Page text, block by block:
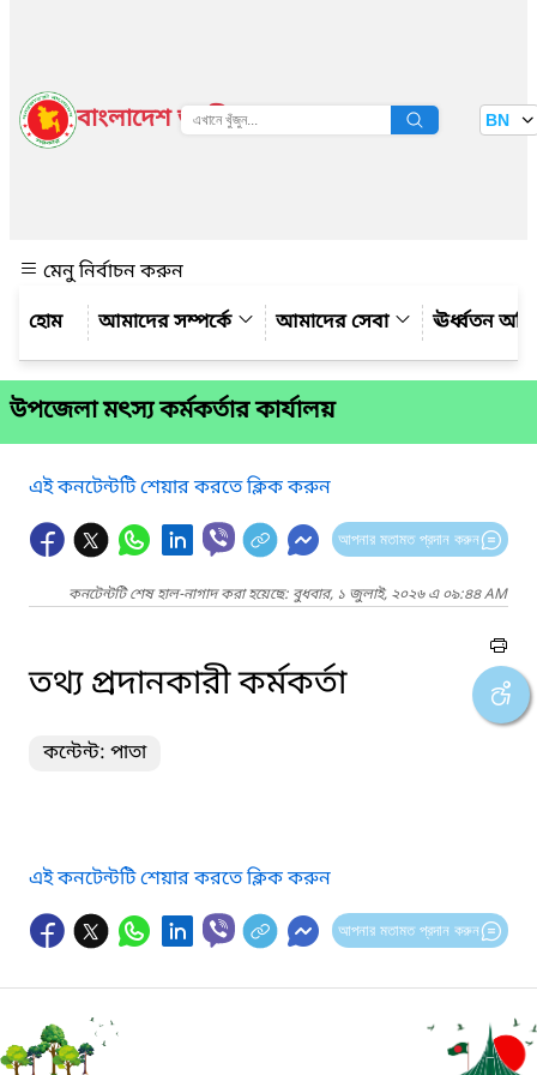
বাংলাদেশ জাতীয় তথ্য বাতায়ন BN
মেনু নির্বাচন করুন
আমাদের সম্পর্কে
আমাদের সেবা ঊর্ধ্বতন
উপজেলা মৎস্য কর্মকর্তার কার্যালয়
এই কনটেন্টটি শেয়ার করতে ক্লিক করুন
আপনার মতামত প্রদান করুন
কনটেন্টটি শেষ হাল-নাগাদ করা হয়েছে: বুধবার, ১ জুলাই, ২০২৬ এ ০৯:৪৪ AM
তথ্য প্রদানকারী কর্মকর্তা
কন্টেন্ট: পাতা
এই কনটেন্টটি শেয়ার করতে ক্লিক করুন
আপনার মতামত প্রদান করুন